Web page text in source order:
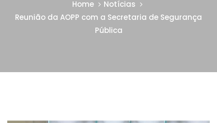
Home
Notícias
Reunião da AOPP com a Secretaria de Segurança
Pública